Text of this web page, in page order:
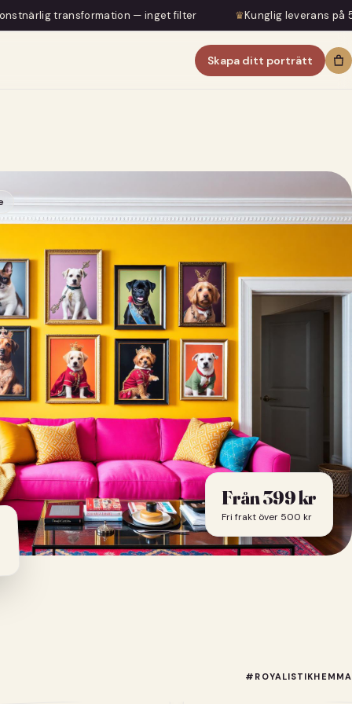
— inget filter ♛Kunglig leverans på 5–7 dagar
Skapa ditt porträtt
Från399kr
Fri frakt över 500 kr
#ROYALISTIKHEMMA